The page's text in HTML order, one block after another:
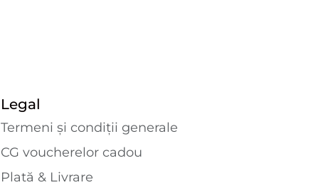
Legal
Termeni și condiții generale
CG voucherelor cadou
Plată & Livrare